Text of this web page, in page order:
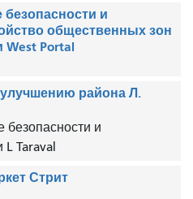
и
общественных зон
West Portal
района Л.
и
Taraval
Стрит